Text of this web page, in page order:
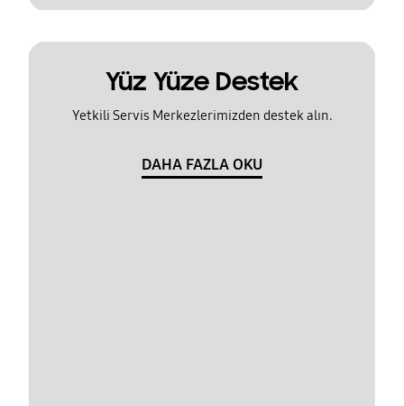
Yüz Yüze Destek
Yetkili Servis Merkezlerimizden destek alın.
DAHA FAZLA OKU